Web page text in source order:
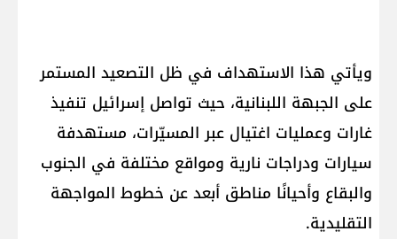
ويأتي هذا الاستهداف في ظل التصعيد المستمر
على الجبهة اللبنانية، حيث تواصل إسرائيل تنفيذ
غارات وعمليات اغتيال عبر المسيّرات، مستهدفة
سيارات ودراجات نارية ومواقع مختلفة في الجنوب
والبقاع وأحيانًا مناطق أبعد عن خطوط المواجهة
التقليدية.